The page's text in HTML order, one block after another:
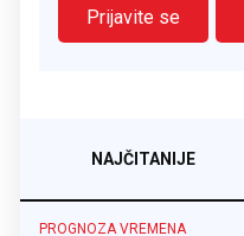
Prijavite se
NAJČITANIJE
PROGNOZA VREMENA